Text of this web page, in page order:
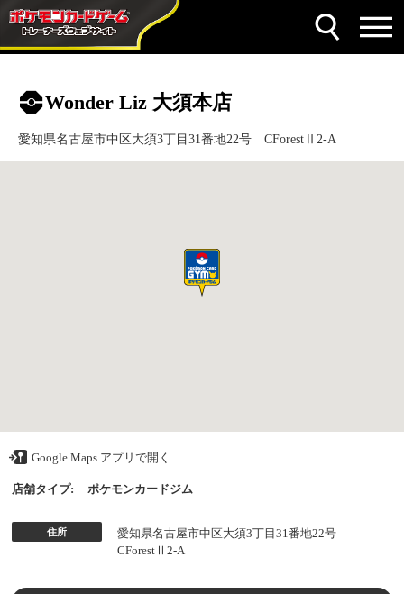
Wonder Liz 大須本店
愛知県名古屋市中区大須3丁目31番地22号 CForestⅡ2-A
Google Maps アプリで開く
店舗タイプ: ポケモンカードジム
住所
愛知県名古屋市中区大須3丁目31番地22号
CForestⅡ2-A